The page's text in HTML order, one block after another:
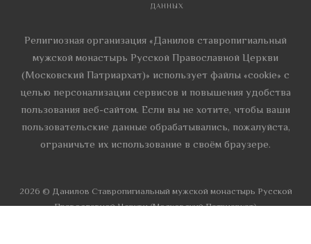
ДАННЫХ
Религиозная организация «Данилов ставропигиальный
мужской монастырь Русской Православной Церкви
(Московский Патриархат)» использует файлы «cookie» с
целью персонализации сервисов и повышения удобства
пользования веб-сайтом. Если вы не хотите, чтобы ваши
пользовательские данные обрабатывались, пожалуйста,
ограничьте их использование в своём браузере.
2026 © Данилов Cтавропигиальный мужской монастырь Русской
Православной Церкви (Московский Патриархат)